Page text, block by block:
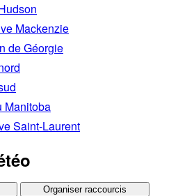
Mackenzie
de Géorgie
Manitoba
Saint-Laurent
Organiser raccourcis